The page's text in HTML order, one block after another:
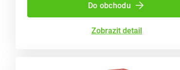
Do obchodu
Zobrazit detail